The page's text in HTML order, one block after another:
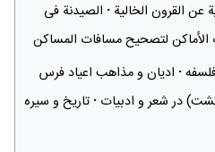
عن القرون الخالیة الصیدنة فی
الأماکن لتصحیح مسافات المساکن
ادیان و مذاهب اعیاد فرس
در شعر و ادبیات تاریخ و سیره